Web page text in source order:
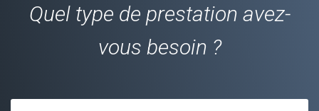
Quel type de prestation avez-
vous besoin ?